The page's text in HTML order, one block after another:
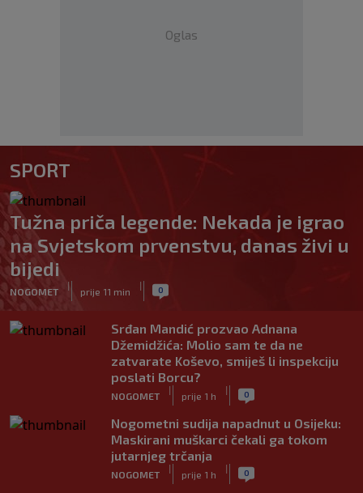
Oglas
SPORT
Tužna priča legende: Nekada je igrao
na Svjetskom prvenstvu, danas živi u
bijedi
NOGOMET
|
prije 11 min
| 0
Srđan Mandić prozvao Adnana
Džemidžića: Molio sam te da ne
zatvarate Koševo, smiješ li inspekciju
poslati Borcu?
NOGOMET
|
prije 1 h
| 0
Nogometni sudija napadnut u Osijeku:
Maskirani muškarci čekali ga tokom
jutarnjeg trčanja
NOGOMET
|
prije 1 h
| 0